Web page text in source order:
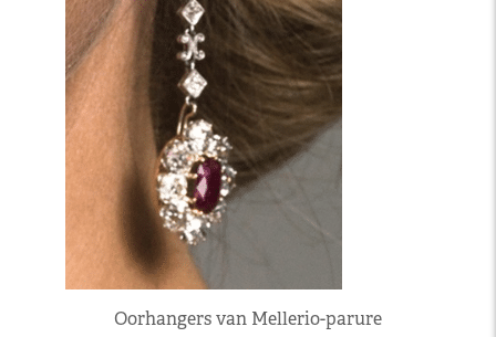
Oorhangers van Mellerio-parure